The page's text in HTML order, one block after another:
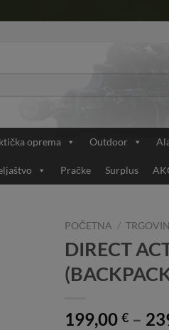
oprema Outdoor
Pračke Surplus
POČETNA /
DIRECT
199,00 € –